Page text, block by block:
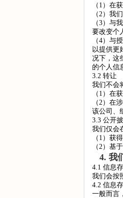
（1）在
（2）我
（3）与
要改变个
（4）与
以提供更
况下，这
的个人信
3.2 转让
我们不会
（1）在
（2）在
该公司、
3.3 公开
我们仅会
（1）获
（2）基
4. 我
4.1 信息
我们会按
4.2 信息
一般而言